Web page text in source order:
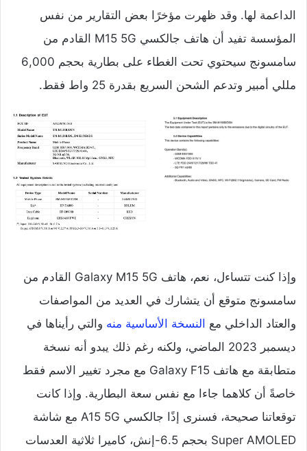
الداعمة لها. وقد ظهرت مؤخرًا بعض التقارير من نفس
المؤسسة تفيد أن هاتف جالكسي M15 5G القادم من
سامسونج سيحتوي تحت الغطاء على بطارية بحجم 6,000
مللي أمبير وتدعم الشحن السريع بقدرة 25 واط فقط.
وإذا كنت تتساءل، نعم، هاتف Galaxy M15 5G القادم من
سامسونج متوقع أن يتشارك في العديد من المواصفات
والعتاد الداخلي مع النسخة الأساسية منه والتي رأيناها في
ديسمبر 2023 الماضي، ولكنه رغم ذلك يبدو أنه نسخة
متطابقة مع هاتف Galaxy F15 مع مجرد تغيير الاسم فقط
خاصةً أن كلاهما جاءا مع نفس سعة البطارية. وإذا كانت
توقعاتنا صحيحة، فسنرى إذًا جالكسي A15 5G مع شاشة
Super AMOLED بحجم 6.5-إنش، كاميرا ثلاثية العدسات